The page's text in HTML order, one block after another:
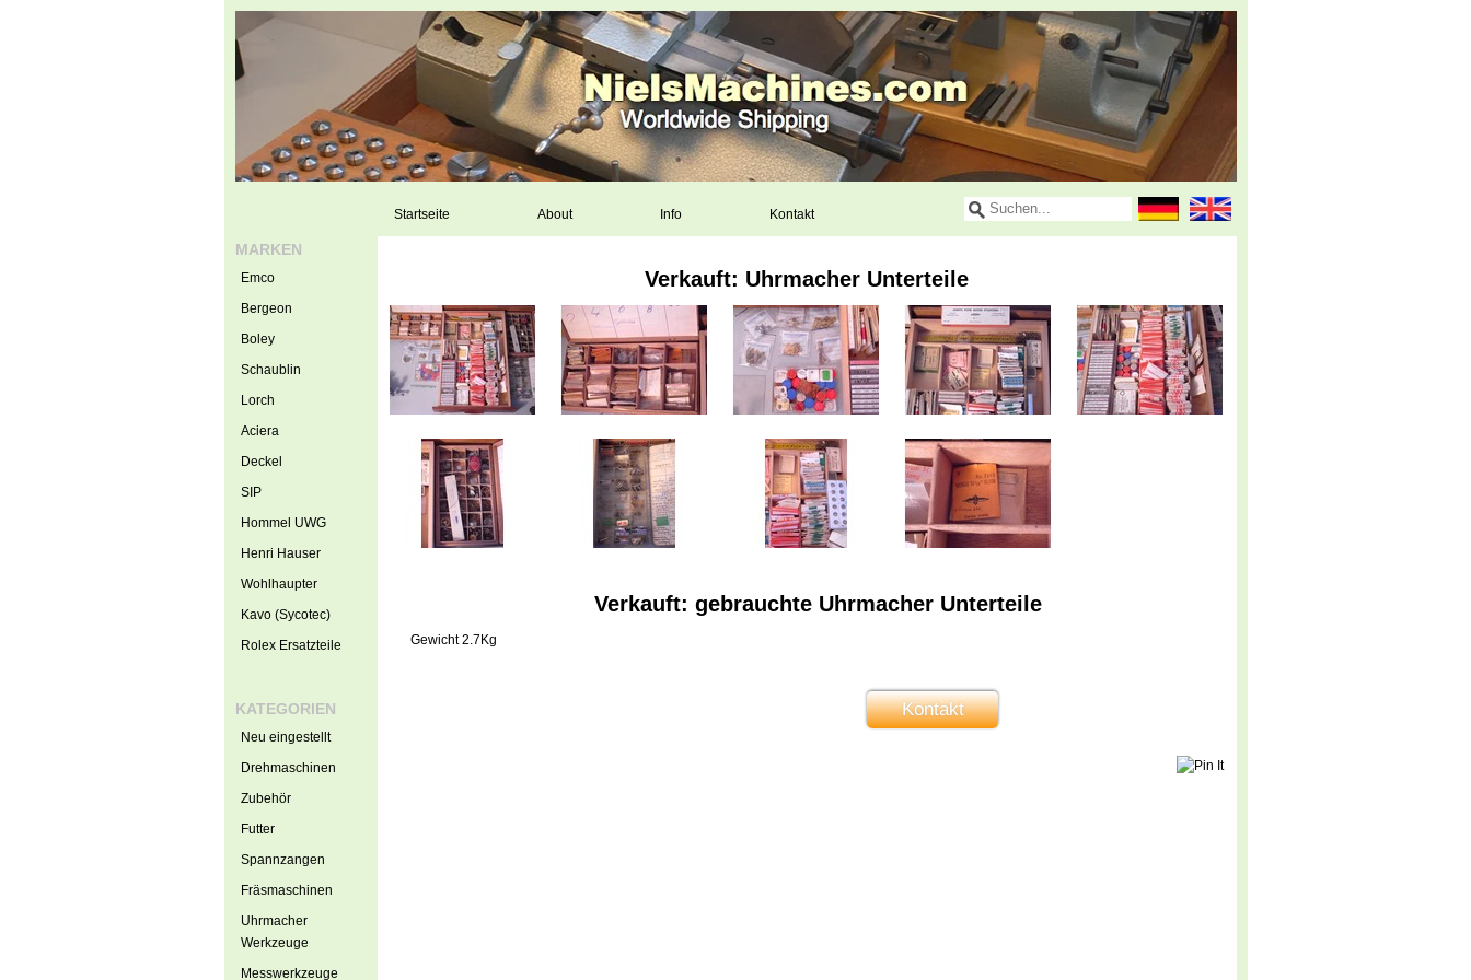
Startseite About Info Kontakt
Verkauft: Uhrmacher Unterteile
Verkauft: gebrauchte Uhrmacher Unterteile
Gewicht 2.7Kg
Kontakt
MARKEN
Emco
Bergeon
Boley
Schaublin
Lorch
Aciera
Deckel
SIP
Hommel UWG
Henri Hauser
Wohlhaupter
Kavo (Sycotec)
Rolex Ersatzteile
KATEGORIEN
Neu eingestellt
Drehmaschinen
Zubehör
Futter
Spannzangen
Fräsmaschinen
Uhrmacher
Werkzeuge
Messwerkzeuge